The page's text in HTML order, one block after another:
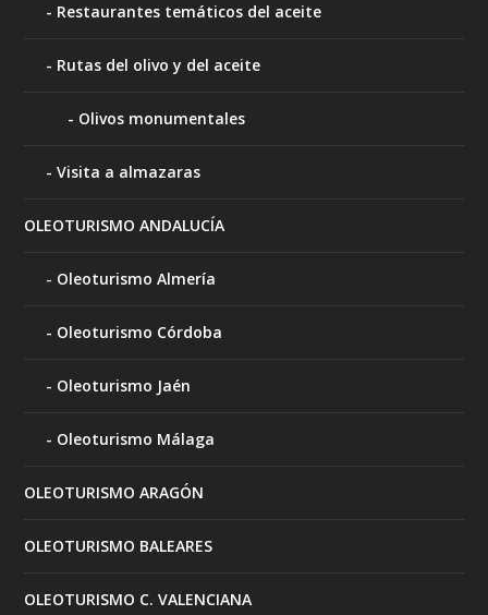
Restaurantes temáticos del aceite
Rutas del olivo y del aceite
Olivos monumentales
Visita a almazaras
OLEOTURISMO ANDALUCÍA
Oleoturismo Almería
Oleoturismo Córdoba
Oleoturismo Jaén
Oleoturismo Málaga
OLEOTURISMO ARAGÓN
OLEOTURISMO BALEARES
OLEOTURISMO C. VALENCIANA